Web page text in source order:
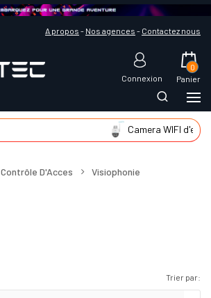
A propos - Nos agences - Contactez nous
Connexion Panier
0
Camera WIFI d'extér
Contrôle D'Acces Visiophonie
Trier par: